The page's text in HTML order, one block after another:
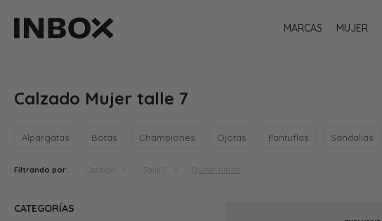
MARCAS MUJER
Calzado Mujer talle 7
Alpargatas Botas Championes Ojotas Pantuflas Sandalias
Filtrando por: Calzado Talle 7 Quitar filtros
CATEGORÍAS